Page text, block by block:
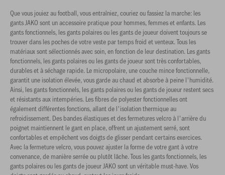
Que vous jouiez au football, vous entraîniez, couriez ou fassiez la marche: les
gants JAKO sont un accessoire pratique pour hommes, femmes et enfants. Les
gants fonctionnels, les gants polaires ou les gants de joueur doivent toujours se
trouver dans les poches de votre veste par temps froid et venteux. Tous les
matériaux sont sélectionnés avec soin, en fonction de leur destination. Les gants
fonctionnels, les gants polaires ou les gants de joueur sont très confortables,
durables et à séchage rapide. Le micropolaire, une couche mince fonctionnelle,
garantit une isolation élevée, vous garde au chaud et absorbe à peine l'humidité.
Ainsi, les gants fonctionnels, les gants polaires ou les gants de joueur restent secs
et résistants aux intempéries. Les fibres de polyester fonctionnelles ont
également différentes fonctions, allant de l'isolation thermique au
refroidissement. Des bandes élastiques et des fermetures velcro à l'arrière du
poignet maintiennent le gant en place, offrent un ajustement serré, sont
confortables et empêchent vos doigts de glisser pendant certains exercices.
Avec la fermeture velcro, vous pouvez ajuster la forme de votre gant à votre
convenance, de manière serrée ou plutôt lâche. Tous les gants fonctionnels, les
gants polaires ou les gants de joueur JAKO sont un véritable must-have. Vos